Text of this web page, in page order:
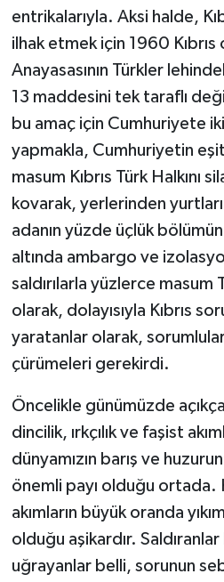
entrikalarıyla. Aksi halde,
ilhak etmek için 1960
Anayasasının Türkler
13 maddesini tek taraflı
bu amaç için Cumhuriyete
yapmakla, Cumhuriyetin
masum Kıbrıs Türk Halkını
kovarak, yerlerinden
adanın yüzde üçlük
altında ambargo ve
saldırılarla yüzlerce masum
olarak, dolayısıyla Kıbrıs
yaratanlar olarak,
çürümeleri gerekirdi.
Öncelikle günümüzde açıkça
dincilik, ırkçılık ve faşist
dünyamızın barış ve
önemli payı olduğu ortada.
akımların büyük oranda
olduğu aşikardır. Saldıranlar
uğrayanlar belli, sorunun